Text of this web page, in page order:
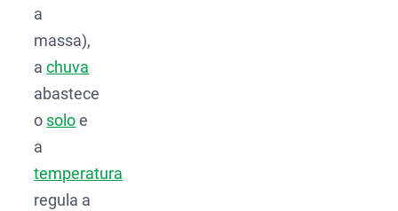
a
massa),
achuva
abastece
o soloe
a
temperatura
regula a